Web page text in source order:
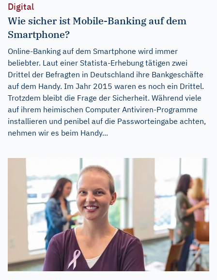
Digital
Wie sicher ist Mobile-Banking auf dem
Smartphone?
Online-Banking auf dem Smartphone wird immer
beliebter. Laut einer Statista-Erhebung tätigen zwei
Drittel der Befragten in Deutschland ihre Bankgeschäfte
auf dem Handy. Im Jahr 2015 waren es noch ein Drittel.
Trotzdem bleibt die Frage der Sicherheit. Während viele
auf ihrem heimischen Computer Antiviren-Programme
installieren und penibel auf die Passworteingabe achten,
nehmen wir es beim Handy...